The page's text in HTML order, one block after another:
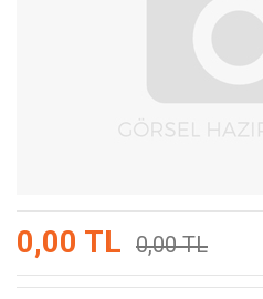
0,00 TL 0,00 TL